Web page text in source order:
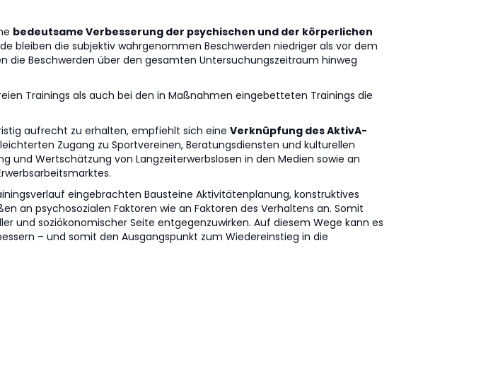
bedeutsame Verbesserung der psychischen und der körperlichen
bleiben die subjektiv wahrgenommen Beschwerden niedriger als vor dem
die Beschwerden über den gesamten Untersuchungszeitraum hinweg
Trainings als auch bei den in Maßnahmen eingebetteten Trainings die
aufrecht zu erhalten, empfiehlt sich eineVerknüpfung des AktivA-
Zugang zu Sportvereinen, Beratungsdiensten und kulturellen
und Wertschätzung von Langzeiterwerbslosen in den Medien sowie an
eingebrachten Bausteine Aktivitätenplanung, konstruktives
an psychosozialen Faktoren wie an Faktoren des Verhaltens an. Somit
und soziökonomischer Seite entgegenzuwirken. Auf diesem Wege kann es
– und somit den Ausgangspunkt zum Wiedereinstieg in die